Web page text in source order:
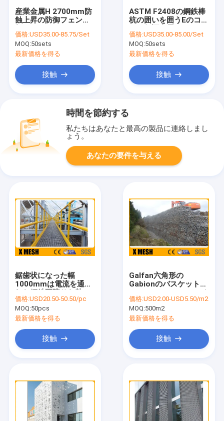
産業金属H 2700mm防
蝕上昇の防御フェンス
価格:USD35.00-85.75/Set
MOQ:50sets
最新価格を得る
接触
ASTM F2408の鋼鉄棒
杭の囲いを囲うEのコー
価格:USD35.00-85.00/Set
MOQ:50sets
最新価格を得る
接触
時間を節約する
私たちはあなたと最高の製品に連絡しまし
ょう。
あなたの要件を与える
鋸歯状になった幅
1000mmは電流を通さ
溶接した
価格:USD20.50-50.50/pc
MOQ:50pcs
最新価格を得る
接触
Galfan六角形の
Gabionのバスケット
ヤーDia
価格:USD2.00-USD5.50/m2
MOQ:500m2
最新価格を得る
接触